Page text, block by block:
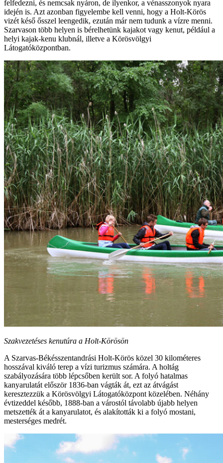
felfedezni, és nemcsak nyáron, de ilyenkor, a vénasszonyok nyara
idején is. Azt azonban figyelembe kell venni, hogy a Holt-Körös
vizét késő ősszel leengedik, ezután már nem tudunk a vízre menni.
Szarvason több helyen is bérelhetünk kajakot vagy kenut, például a
helyi kajak-kenu klubnál, illetve a Körösvölgyi
Látogatóközpontban.
Szakvezetéses kenutúra a Holt-Körösön
A Szarvas-Békésszentandrási Holt-Körös közel 30 kilométeres
hosszával kiváló terep a vízi turizmus számára. A holtág
szabályozására több lépcsőben került sor. A folyó hatalmas
kanyarulatát először 1836-ban vágták át, ezt az átvágást
keresztezzük a Körösvölgyi Látogatóközpont közelében. Néhány
évtizeddel később, 1888-ban a várostól távolabb újabb helyen
metszették át a kanyarulatot, és alakították ki a folyó mostani,
mesterséges medrét.